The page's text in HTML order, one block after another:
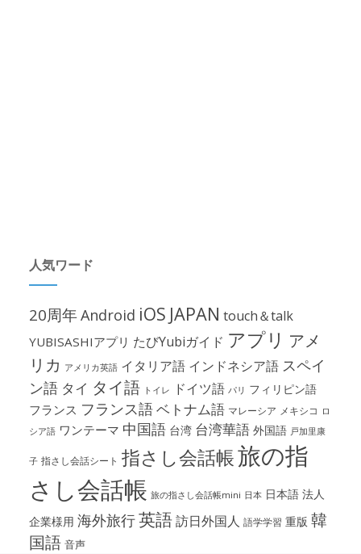
人気ワード
20周年Android iOS JAPAN touch＆talk
YUBISASHIアプリ たびYubiガイド アプリ アメ
リカ アメリカ英語 イタリア語 インドネシア語 スペイ
ン語 タイ タイ語 トイレ ドイツ語 パリ フィリピン語
フランス フランス語ベトナム語 マレーシア メキシコ ロ
シア語 ワンテーマ 中国語 台湾 台湾華語 外国語 戸加里康
子 指さし会話シート 指さし会話帳旅の指
さし会話帳 旅の指さし会話帳mini 日本 日本語 法人
企業様用 海外旅行英語訪日外国人 語学学習 重版 韓
国語 音声